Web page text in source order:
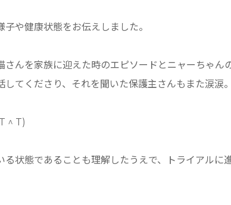
や健康状態をお伝えしました。
さんを家族に迎えた時のエピソードとニャーちゃん
てくださり、それを聞いた保護主さんもまた涙涙。
^ T)
る状態であることも理解したうえで、トライアルに